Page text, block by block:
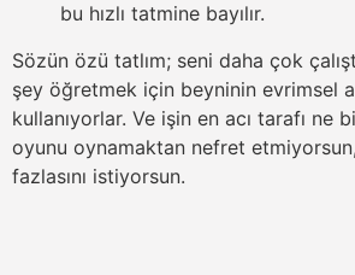
bu hızlı tatmine bayılır.
Sözün özü tatlım; seni daha çok
şey öğretmek için beyninin evrimsel
kullanıyorlar. Ve işin en acı tarafı ne
oyunu oynamaktan nefret
fazlasını istiyorsun.